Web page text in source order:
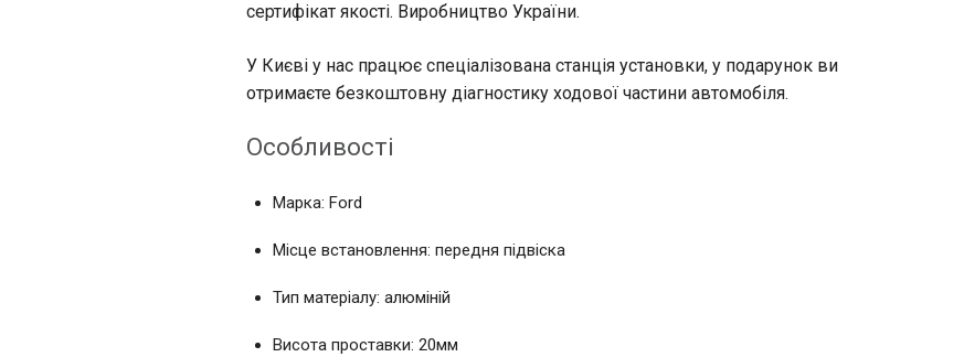
сертифікат якості. Виробництво України.
У Києві у нас працює спеціалізована станція установки, у подарунок ви
отримаєте безкоштовну діагностику ходової частини автомобіля.
Особливості
Марка: Ford
Місце встановлення: передня підвіска
Тип матеріалу: алюміній
Висота проставки: 20мм